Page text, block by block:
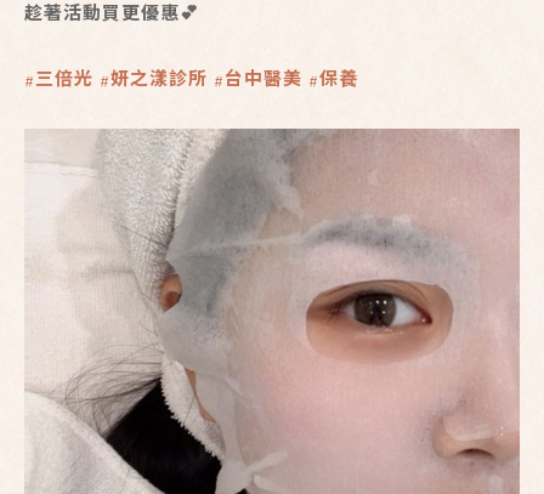
趁著活動買更優惠💕
#三倍光 #妍之漾診所 #台中醫美 #保養